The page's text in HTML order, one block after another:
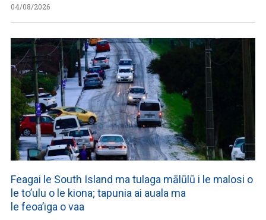
04/08/2026
Feagai le South Island ma tulaga mālūlū i le malosi o
le to’ulu o le kiona; tapunia ai auala ma
le feoa’iga o vaa